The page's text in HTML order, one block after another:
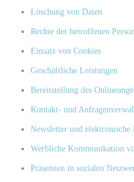
Löschung von Daten
Rechte der betroffenen
Einsatz von Cookies
Geschäftliche Leistungen
Bereitstellung des
Kontakt- und
Newsletter und elektronische
Werbliche Kommunikation
Präsenzen in sozialen